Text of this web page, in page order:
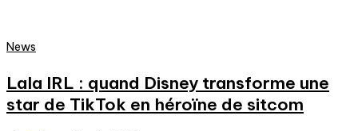
News
Lala IRL : quand Disney transforme une
star de TikTok en héroïne de sitcom